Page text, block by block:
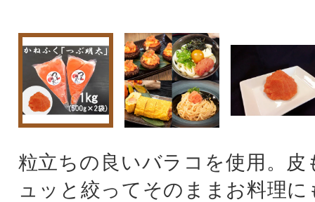
粒立ちの良いバラコを使用。皮
ュッと絞ってそのままお料理